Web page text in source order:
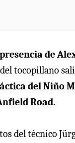
de
tocopillano
del Niño
Road.
del técnico